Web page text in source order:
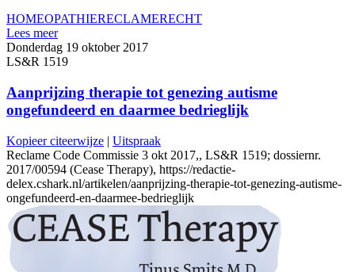
HOMEOPATHIERECLAMERECHT
Lees meer
Donderdag 19 oktober 2017
LS&R 1519
Aanprijzing therapie tot genezing autisme
ongefundeerd en daarmee bedrieglijk
Kopieer citeerwijze | Uitspraak
Reclame Code Commissie 3 okt 2017,, LS&R 1519; dossiernr.
2017/00594 (Cease Therapy), https://redactie-
delex.cshark.nl/artikelen/aanprijzing-therapie-tot-genezing-autisme-
ongefundeerd-en-daarmee-bedrieglijk